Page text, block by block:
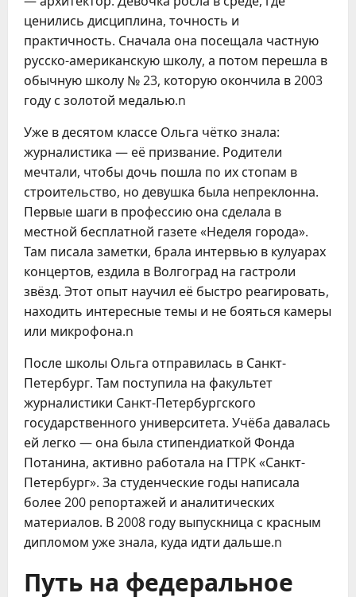
ценились дисциплина, точность и
практичность. Сначала она посещала частную
русско-американскую школу, а потом перешла в
обычную школу № 23, которую окончила в 2003
году с золотой медалью.n
Уже в десятом классе Ольга чётко знала:
журналистика — её призвание. Родители
мечтали, чтобы дочь пошла по их стопам в
строительство, но девушка была непреклонна.
Первые шаги в профессию она сделала в
местной бесплатной газете «Неделя города».
Там писала заметки, брала интервью в кулуарах
концертов, ездила в Волгоград на гастроли
звёзд. Этот опыт научил её быстро реагировать,
находить интересные темы и не бояться камеры
или микрофона.n
После школы Ольга отправилась в Санкт-
Петербург. Там поступила на факультет
журналистики Санкт-Петербургского
государственного университета. Учёба давалась
ей легко — она была стипендиаткой Фонда
Потанина, активно работала на ГТРК «Санкт-
Петербург». За студенческие годы написала
более 200 репортажей и аналитических
материалов. В 2008 году выпускница с красным
дипломом уже знала, куда идти дальше.n
Путь на федеральное